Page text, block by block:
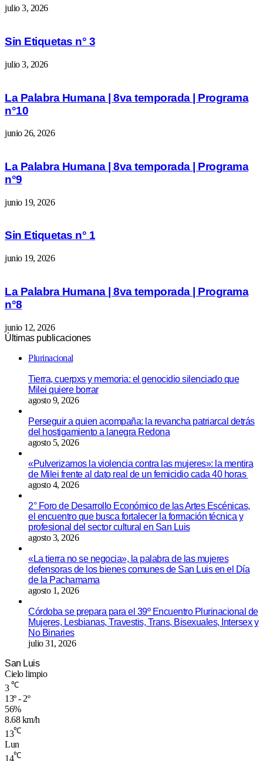
julio 3, 2026
Sin Etiquetas n° 3
julio 3, 2026
La Palabra Humana | 8va temporada | Programa
n°10
junio 26, 2026
La Palabra Humana | 8va temporada | Programa
n°9
junio 19, 2026
Sin Etiquetas n° 1
junio 19, 2026
La Palabra Humana | 8va temporada | Programa
n°8
junio 12, 2026
Últimas publicaciones
Plurinacional
Tierra, cuerpxs y memoria: el genocidio silenciado que
Milei quiere borrar
agosto 9, 2026
Perseguir a quien acompaña: la revancha patriarcal detrás
del hostigamiento a lanegra Redona
agosto 5, 2026
«Pulverizamos la violencia contra las mujeres»: la mentira
de Milei frente al dato real de un femicidio cada 40 horas
agosto 4, 2026
2° Foro de Desarrollo Económico de las Artes Escénicas,
el encuentro que busca fortalecer la formación técnica y
profesional del sector cultural en San Luis
agosto 3, 2026
«La tierra no se negocia», la palabra de las mujeres
defensoras de los bienes comunes de San Luis en el Día
de la Pachamama
agosto 1, 2026
Córdoba se prepara para el 39º Encuentro Plurinacional de
Mujeres, Lesbianas, Travestis, Trans, Bisexuales, Intersex y
No Binaries
julio 31, 2026
San Luis
Cielo limpio
3 ℃
13º - 2º
56%
8.68 km/h
13℃
Lun
14℃